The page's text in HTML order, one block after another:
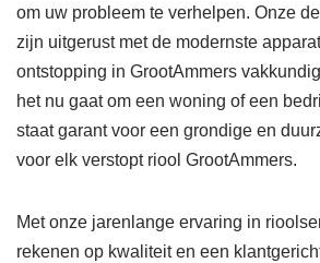
om uw probleem te verhelpen. Onze
zijn uitgerust met de modernste
ontstopping in GrootAmmers
het nu gaat om een woning of een
staat garant voor een grondige en
voor elk verstopt riool GrootAmmers.
Met onze jarenlange ervaring in
rekenen op kwaliteit en een